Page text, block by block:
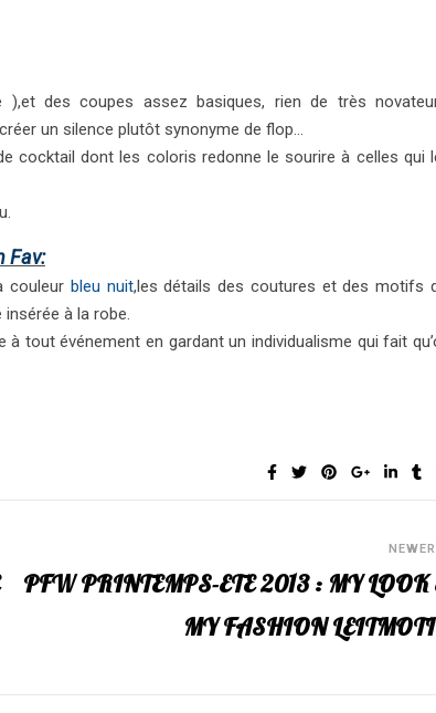
des coupes assez basiques, rien de très
un silence plutôt synonyme de flop…
cocktail dont les coloris redonne le sourire à celles qui
Fav:
couleur bleu nuit,les détails des coutures et des motifs
à la robe.
à tout événement en gardant un individualisme qui fait
PFW PRINTEMPS-ETE 2013 : MY
MY FASHION